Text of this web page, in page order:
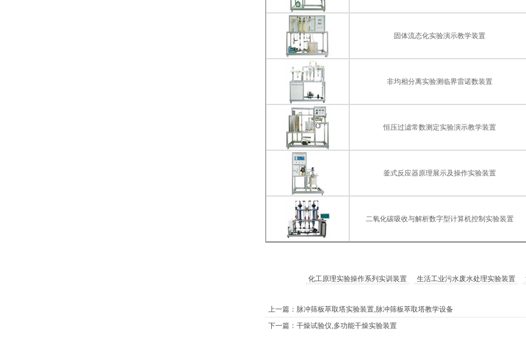
固体流态化实验演示教学装置
非均相分离实验测临界雷诺数装置
恒压过滤常数测定实验演示教学装置
釜式反应器原理展示及操作实验装置
二氧化碳吸收与解析数字型计算机控制实验装置
化工原理实验操作系列实训装置 生活工业污水废水处理实验装置
上一篇：脉冲筛板萃取塔实验装置,脉冲筛板萃取塔教学设备
下一篇：干燥试验仪,多功能干燥实验装置